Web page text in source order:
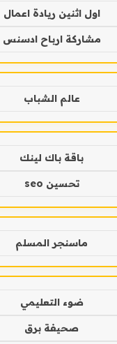
اول اثنين ريادة اعمال
مشاركة ارباح ادسنس
عالم الشباب
باقة باك لينك
تحسين seo
ماسنجر المسلم
ضوء التعليمي
صحيفة برق